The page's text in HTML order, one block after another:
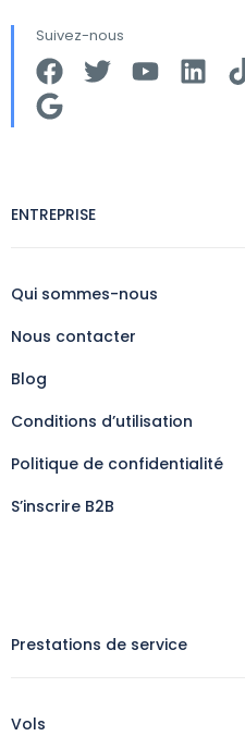
Suivez-nous
ENTREPRISE
Qui sommes-nous
Nous contacter
Blog
Conditions d’utilisation
Politique de confidentialité
S’inscrire B2B
Prestations de service
Vols